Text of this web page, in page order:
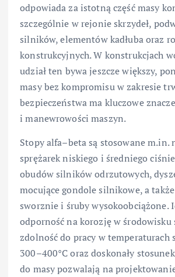
odpowiada za istotną część masy
szczególnie w rejonie skrzydeł,
silników, elementów kadłuba oraz
konstrukcyjnych. W konstrukcjach
udział ten bywa jeszcze większy,
masy bez kompromisu w zakresie
bezpieczeństwa ma kluczowe
i manewrowości maszyn.
Stopy alfa–beta są stosowane m.in.
sprężarek niskiego i średniego
obudów silników odrzutowych,
mocujące gondole silnikowe, a
sworznie i śruby wysokoobciążone.
odporność na korozję w środowisku
zdolność do pracy w temperaturach
300–400°C oraz doskonały
do masy pozwalają na